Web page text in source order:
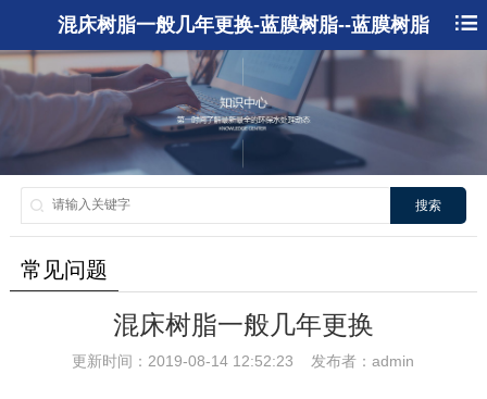
混床树脂一般几年更换-蓝膜树脂--蓝膜树脂
搜索
常见问题
混床树脂一般几年更换
更新时间：2019-08-14 12:52:23 发布者：admin